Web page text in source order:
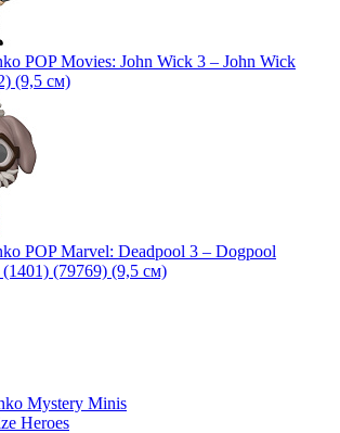
POP Movies: John Wick 3 – John Wick
(9,5 см)
POP Marvel: Deadpool 3 – Dogpool
(79769) (9,5 см)
Mystery Minis
Heroes